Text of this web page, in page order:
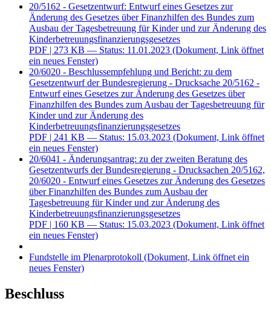
20/5162 - Gesetzentwurf: Entwurf eines Gesetzes zur
Änderung des Gesetzes über Finanzhilfen des Bundes zum
Ausbau der Tagesbetreuung für Kinder und zur Änderung des
Kinderbetreuungsfinanzierungsgesetzes
PDF | 273 KB — Status: 11.01.2023 (Dokument, Link öffnet
ein neues Fenster)
20/6020 - Beschlussempfehlung und Bericht: zu dem
Gesetzentwurf der Bundesregierung - Drucksache 20/5162 -
Entwurf eines Gesetzes zur Änderung des Gesetzes über
Finanzhilfen des Bundes zum Ausbau der Tagesbetreuung für
Kinder und zur Änderung des
Kinderbetreuungsfinanzierungsgesetzes
PDF | 241 KB — Status: 15.03.2023 (Dokument, Link öffnet
ein neues Fenster)
20/6041 - Änderungsantrag: zu der zweiten Beratung des
Gesetzentwurfs der Bundesregierung - Drucksachen 20/5162,
20/6020 - Entwurf eines Gesetzes zur Änderung des Gesetzes
über Finanzhilfen des Bundes zum Ausbau der
Tagesbetreuung für Kinder und zur Änderung des
Kinderbetreuungsfinanzierungsgesetzes
PDF | 160 KB — Status: 15.03.2023 (Dokument, Link öffnet
ein neues Fenster)
Fundstelle im Plenarprotokoll (Dokument, Link öffnet ein
neues Fenster)
Beschluss